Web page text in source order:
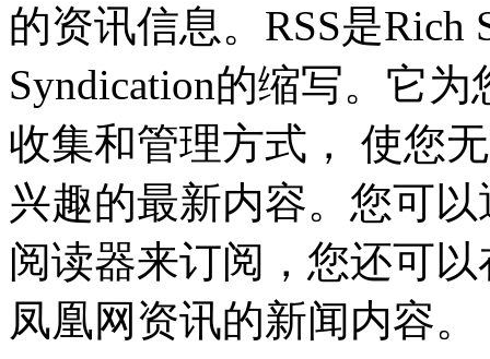
的资讯信息。RSS是Rich
Syndication的缩写。它
收集和管理方式， 使您
兴趣的最新内容。您可
阅读器来订阅，您还可
凤凰网资讯的新闻内容。